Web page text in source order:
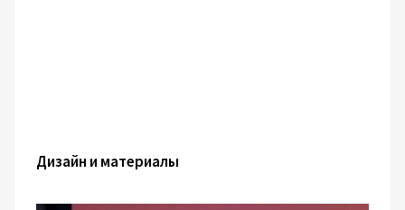
Дизайн и материалы